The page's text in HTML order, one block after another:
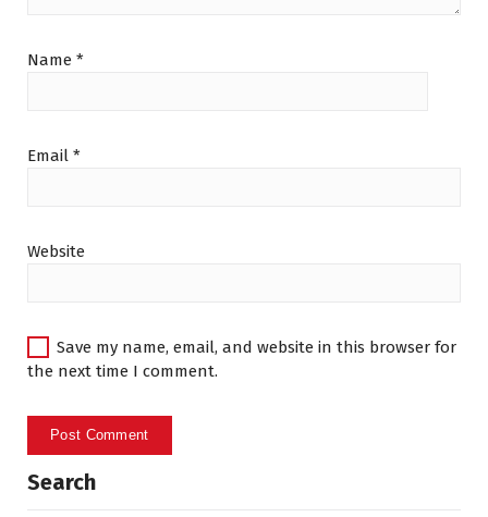
Name *
Email *
Website
Save my name, email, and website in this browser for
the next time I comment.
Search